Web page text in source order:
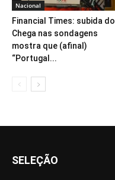
Nacional
Financial Times: subida do
Chega nas sondagens
mostra que (afinal)
“Portugal...
SELEÇÃO